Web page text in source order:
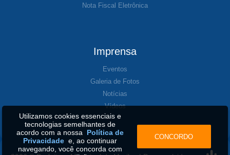
Nota Fiscal Eletrônica
Imprensa
Eventos
Galeria de Fotos
Notícias
Vídeos
Utilizamos cookies essenciais e
tecnologias semelhantes de
acordo com a nossa Política de
Privacidadee, ao continuar
navegando, você concorda com
CONCORDO